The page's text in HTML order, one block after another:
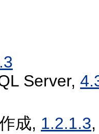
Server,
成, 1.2.1.3